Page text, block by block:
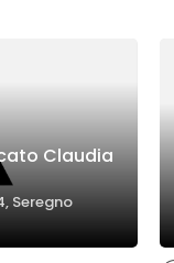
Claudia
Seregno